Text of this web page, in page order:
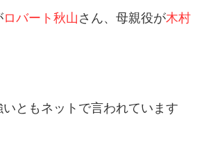
ロバート秋山さん、母親役が木村
ともネットで言われています